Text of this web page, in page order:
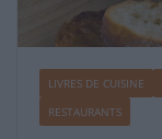
LIVRES DE CUISINE
RESTAURANTS